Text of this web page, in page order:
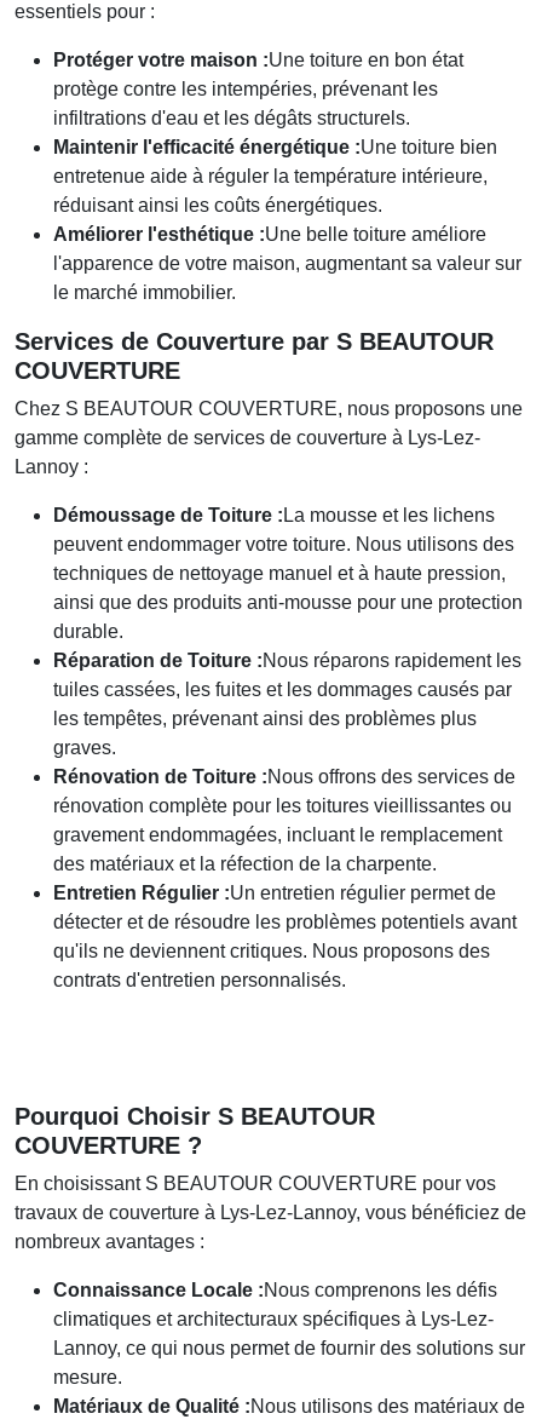
essentiels pour :
Protéger votre maison :Une toiture en bon état
protège contre les intempéries, prévenant les
infiltrations d'eau et les dégâts structurels.
Maintenir l'efficacité énergétique :Une toiture bien
entretenue aide à réguler la température intérieure,
réduisant ainsi les coûts énergétiques.
Améliorer l'esthétique :Une belle toiture améliore
l'apparence de votre maison, augmentant sa valeur sur
le marché immobilier.
Services de Couverture par S BEAUTOUR
COUVERTURE
Chez S BEAUTOUR COUVERTURE, nous proposons une
gamme complète de services de couverture à Lys-Lez-
Lannoy :
Démoussage de Toiture : La mousse et les lichens
peuvent endommager votre toiture. Nous utilisons des
techniques de nettoyage manuel et à haute pression,
ainsi que des produits anti-mousse pour une protection
durable.
Réparation de Toiture :Nous réparons rapidement les
tuiles cassées, les fuites et les dommages causés par
les tempêtes, prévenant ainsi des problèmes plus
graves.
Rénovation de Toiture :Nous offrons des services de
rénovation complète pour les toitures vieillissantes ou
gravement endommagées, incluant le remplacement
des matériaux et la réfection de la charpente.
Entretien Régulier :Un entretien régulier permet de
détecter et de résoudre les problèmes potentiels avant
qu'ils ne deviennent critiques. Nous proposons des
contrats d'entretien personnalisés.
Pourquoi Choisir S BEAUTOUR
COUVERTURE ?
En choisissant S BEAUTOUR COUVERTURE pour vos
travaux de couverture à Lys-Lez-Lannoy, vous bénéficiez de
nombreux avantages :
Connaissance Locale :Nous comprenons les défis
climatiques et architecturaux spécifiques à Lys-Lez-
Lannoy, ce qui nous permet de fournir des solutions sur
mesure.
Matériaux de Qualité :Nous utilisons des matériaux de